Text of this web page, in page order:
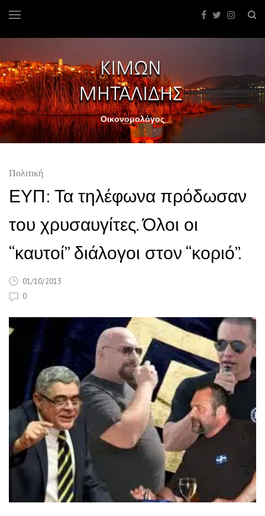
Οικονομολόγος
Πολιτική
ΕΥΠ: Τα τηλέφωνα πρόδωσαν
του χρυσαυγίτες. Όλοι οι
“καυτοί” διάλογοι στον “κοριό”.
01/10/2013
0